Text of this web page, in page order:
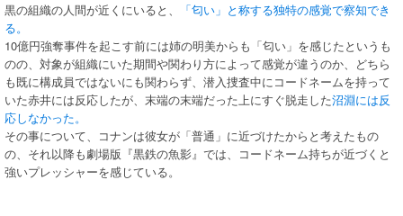
黒の組織の人間が近くにいると、
「匂い」と称する独特の感覚で察知でき
る。
10億円強奪事件を起こす前には姉の明美からも「匂い」を感じたというも
のの、対象が組織にいた期間や関わり方によって感覚が違うのか、どちら
も既に構成員ではないにも関わらず、潜入捜査中にコードネームを持って
いた赤井には反応したが、末端の末端だった上にすぐ脱走した沼淵には反
応しなかった。
その事について、コナンは彼女が「普通」に近づけたからと考えたもの
の、それ以降も劇場版『黒鉄の魚影』では、コードネーム持ちが近づくと
強いプレッシャーを感じている。